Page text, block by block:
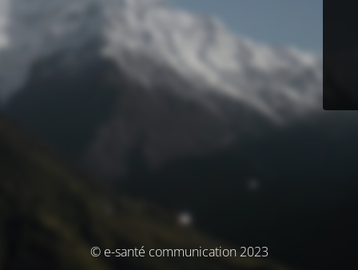
© e-santé communication 2023